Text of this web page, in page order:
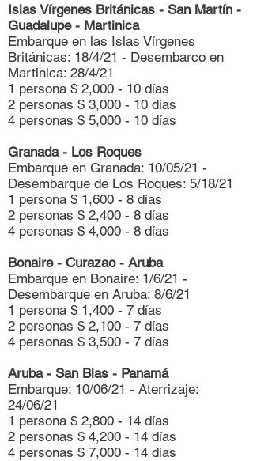
Islas Vírgenes Británicas - San Martín -
Guadalupe - Martinica
Embarque en las Islas Vírgenes
Británicas: 18/4/21 - Desembarco en
Martinica: 28/4/21
1 persona $ 2,000 - 10 días
2 personas $ 3,000 - 10 días
4 personas $ 5,000 - 10 días
Granada - Los Roques
Embarque en Granada: 10/05/21 -
Desembarque de Los Roques: 5/18/21
1 persona $ 1,600 - 8 días
2 personas $ 2,400 - 8 días
4 personas $ 4,000 - 8 días
Bonaire - Curazao - Aruba
Embarque en Bonaire: 1/6/21 -
Desembarque en Aruba: 8/6/21
1 persona $ 1,400 - 7 días
2 personas $ 2,100 - 7 días
4 personas $ 3,500 - 7 días
Aruba - San Blas - Panamá
Embarque: 10/06/21 - Aterrizaje:
24/06/21
1 persona $ 2,800 - 14 días
2 personas $ 4,200 - 14 días
4 personas $ 7,000 - 14 días